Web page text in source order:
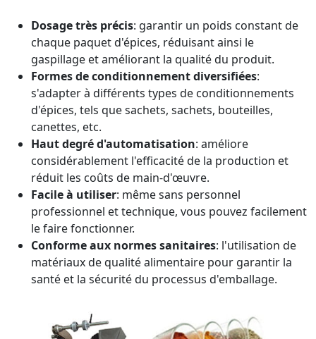
Dosage très précis: garantir un poids constant de
chaque paquet d'épices, réduisant ainsi le
gaspillage et améliorant la qualité du produit.
Formes de conditionnement diversifiées:
s'adapter à différents types de conditionnements
d'épices, tels que sachets, sachets, bouteilles,
canettes, etc.
Haut degré d'automatisation: améliore
considérablement l'efficacité de la production et
réduit les coûts de main-d'œuvre.
Facile à utiliser: même sans personnel
professionnel et technique, vous pouvez facilement
le faire fonctionner.
Conforme aux normes sanitaires: l'utilisation de
matériaux de qualité alimentaire pour garantir la
santé et la sécurité du processus d'emballage.